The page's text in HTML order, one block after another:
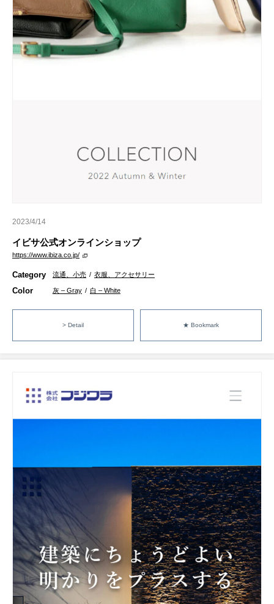
2023/4/14
イビサ公式オンラインショップ
https://www.ibiza.co.jp/
Category 流通、小売 / 衣服、アクセサリー
Color 灰 – Gray / 白 – White
> Detail ★ Bookmark